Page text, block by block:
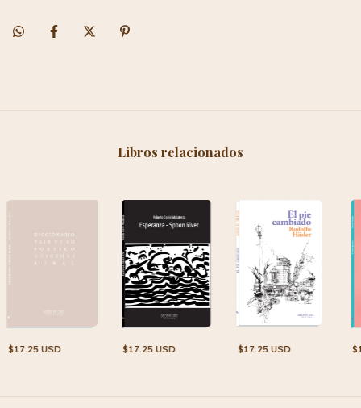
Libros relacionados
$17.25 USD $17.25 USD $17.25 USD